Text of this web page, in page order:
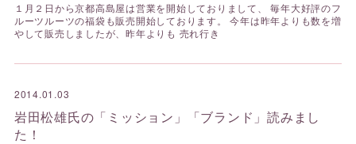
１月２日から京都高島屋は営業を開始しておりまして、 毎年大好評のフ
ルーツルーツの福袋も販売開始しております。 今年は昨年よりも数を増
やして販売しましたが、昨年よりも 売れ行き
2014.01.03
岩田松雄氏の「ミッション」「ブランド」読みまし
た！